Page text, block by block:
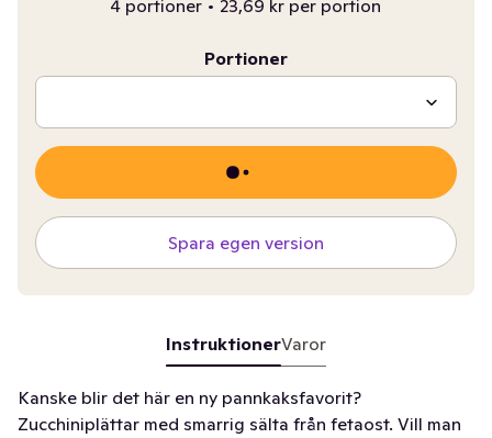
4 portioner • 23,69 kr per portion
Portioner
Spara egen version
InstruktionerVaror
Kanske blir det här en ny pannkaksfavorit?
Zucchiniplättar med smarrig sälta från fetaost. Vill man